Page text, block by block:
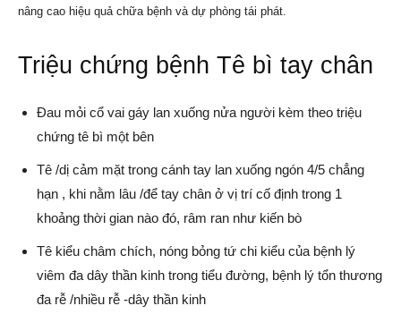
nâng cao hiệu quả chữa bệnh và dự phòng tái phát.
Triệu chứng bệnh Tê bì tay chân
Đau mỏi cổ vai gáy lan xuống nửa người kèm theo triệu
chứng tê bì một bên
Tê /dị cảm mặt trong cánh tay lan xuống ngón 4/5 chẳng
hạn , khi nằm lâu /để tay chân ở vị trí cố định trong 1
khoảng thời gian nào đó, râm ran như kiến bò
Tê kiểu châm chích, nóng bỏng tứ chi kiểu của bệnh lý
viêm đa dây thần kinh trong tiểu đường, bệnh lý tổn thương
đa rễ /nhiều rễ -dây thần kinh